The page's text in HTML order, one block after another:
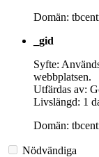
Domän:
_gid
Syfte:
webbplatsen.
Utfärdas av:
Livslängd: 1
Domän:
Nödvändiga